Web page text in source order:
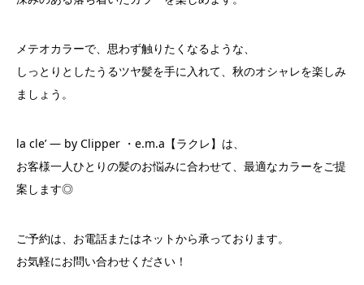
メテオカラーで、思わず触りたくなるような、
しっとりとしたうるツヤ髪を手に入れて、秋のオシャレを楽しみ
ましょう。
la cle’ ― by Clipper ・e.m.a【ラクレ】は、
お客様一人ひとりの髪のお悩みに合わせて、最適なカラーをご提
案します◎
ご予約は、お電話またはネットから承っております。
お気軽にお問い合わせください！